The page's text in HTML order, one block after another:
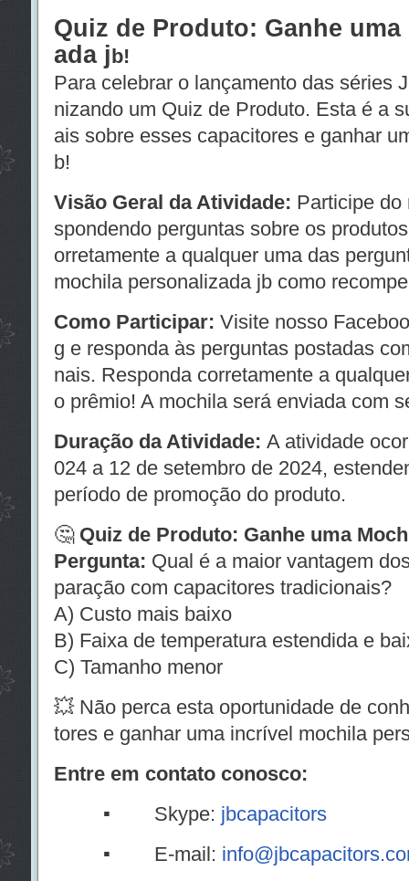
Quiz de Produto: Ganhe
ada jb!
Para celebrar o lançamento das séries
nizando um Quiz de Produto. Esta é a
ais sobre esses capacitores e ganhar
b!
Visão Geral da Atividade: Participe do
spondendo perguntas sobre os
orretamente a qualquer uma das
mochila personalizada jb como
Como Participar: Visite nosso
g e responda às perguntas postadas
nais. Responda corretamente a
o prêmio! A mochila será enviada com
Duração da Atividade: A atividade
024 a 12 de setembro de 2024,
período de promoção do produto.
🤔 Quiz de Produto: Ganhe uma
Pergunta: Qual é a maior vantagem
paração com capacitores tradicionais?
A) Custo mais baixo
B) Faixa de temperatura estendida e
C) Tamanho menor
💥 Não perca esta oportunidade de
tores e ganhar uma incrível mochila
Entre em contato conosco:
▪ Skype: jbcapacitors
▪ E-mail: